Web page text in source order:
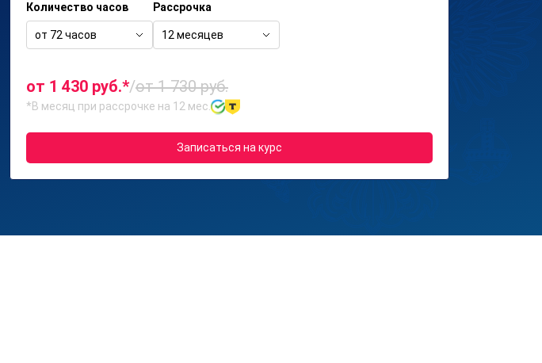
Количество часов
от 72 часов
Рассрочка
12 месяцев
от 1 430 руб.*/от 1 730 руб.
*В месяц при рассрочке на 12 мес.
Записаться на курс